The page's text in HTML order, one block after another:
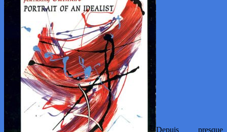
Depuis presque